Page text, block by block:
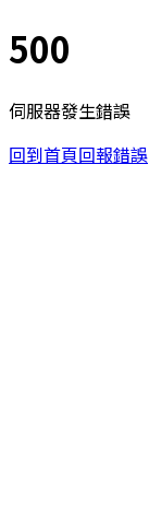
500
伺服器發生錯誤
回到首頁回報錯誤